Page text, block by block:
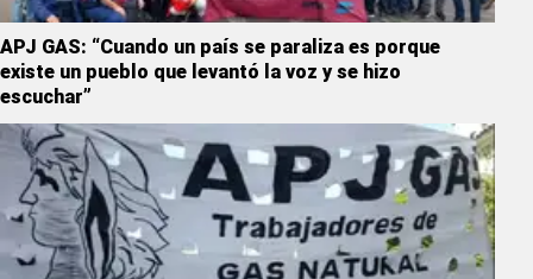
APJ GAS: “Cuando un país se paraliza es porque
existe un pueblo que levantó la voz y se hizo
escuchar”